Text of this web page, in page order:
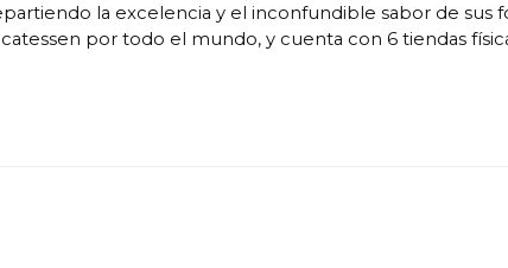
la excelencia y el inconfundible sabor de sus
por todo el mundo, y cuenta con 6 tiendas